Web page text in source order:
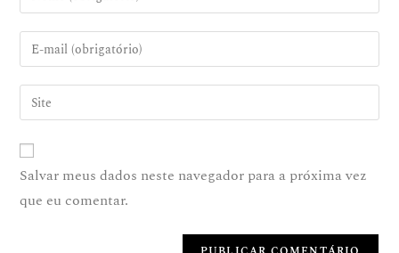
Salvar meus dados neste navegador para a próxima vez
que eu comentar.